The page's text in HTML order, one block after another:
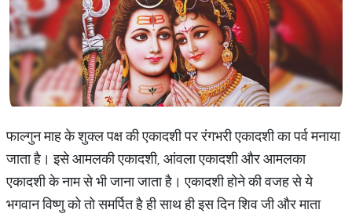
फाल्गुन माह के शुक्ल पक्ष की एकादशी पर रंगभरी एकादशी का पर्व मनाया
जाता है। इसे आमलकी एकादशी, आंवला एकादशी और आमलका
एकादशी के नाम से भी जाना जाता है। एकादशी होने की वजह से ये
भगवान विष्णु को तो समर्पित है ही साथ ही इस दिन शिव जी और माता